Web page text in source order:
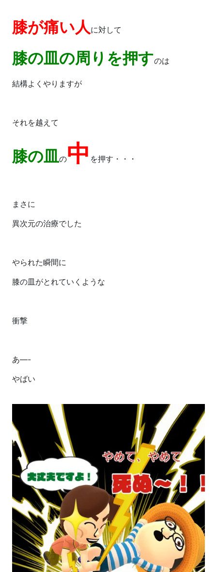
膝が痛い人に対して
膝の皿の周りを押すのは
結構よくやりますが
それを越えて
膝の皿の中 を押す・・・
まさに
異次元の治療でした
やられた瞬間に
膝の皿がとれていくような
衝撃
あ—-
やばい